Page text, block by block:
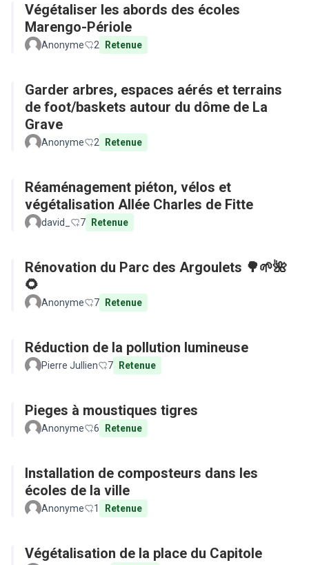
Végétaliser les abords des écoles
Marengo-Périole
Anonyme 2 Retenue
Garder arbres, espaces aérés et terrains
de foot/baskets autour du dôme de La
Grave
Anonyme 2 Retenue
Réaménagement piéton, vélos et
végétalisation Allée Charles de Fitte
david_ 7 Retenue
Rénovation du Parc des Argoulets 🌳🌱🌺
🌻
Anonyme 7 Retenue
Réduction de la pollution lumineuse
Pierre Jullien 7 Retenue
Pieges à moustiques tigres
Anonyme 6 Retenue
Installation de composteurs dans les
écoles de la ville
Anonyme 1 Retenue
Végétalisation de la place du Capitole